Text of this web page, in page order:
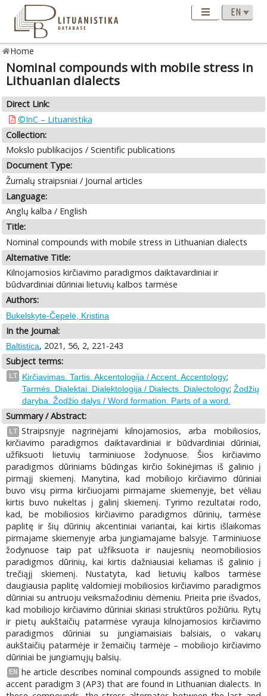
Home
Nominal compounds with mobile stress in
Lithuanian dialects
Direct Link:
©InC – Lituanistika
Collection:
Mokslo publikacijos / Scientific publications
Document Type:
Žurnalų straipsniai / Journal articles
Language:
Anglų kalba / English
Title:
Nominal compounds with mobile stress in Lithuanian dialects
Alternative Title:
Kilnojamosios kirčiavimo paradigmos daiktavardiniai ir
būdvardiniai dūriniai lietuvių kalbos tarmėse
Authors:
Bukelskytė-Čepelė, Kristina
In the Journal:
Baltistica, 2021, 56, 2, 221-243
Subject terms:
LT Kirčiavimas. Tartis. Akcentologija / Accent. Accentology;
Tarmės. Dialektai. Dialektologija / Dialects. Dialectology; Žodžių
daryba. Žodžio dalys / Word formation. Parts of a word.
Summary / Abstract:
LT Straipsnyje nagrinėjami kilnojamosios, arba mobiliosios,
kirčiavimo paradigmos daiktavardiniai ir būdvardiniai dūriniai,
užfiksuoti lietuvių tarminiuose žodynuose. Šios kirčiavimo
paradigmos dūriniams būdingas kirčio šokinėjimas iš galinio į
pirmąjį skiemenį. Manytina, kad mobiliojo kirčiavimo dūriniai
buvo visų pirma kirčiuojami pirmajame skiemenyje, bet vėliau
kirtis buvo nukeltas į galinį skiemenį. Tyrimo rezultatai rodo,
kad, be mobiliosios kirčiavimo paradigmos dūrinių, tarmėse
paplitę ir šių dūrinių akcentiniai variantai, kai kirtis išlaikomas
pirmajame skiemenyje arba jungiamajame balsyje. Tarminiuose
žodynuose taip pat užfiksuota ir naujesnių neomobiliosios
paradigmos dūrinių, kai kirtis dažniausiai keliamas iš galinio į
trečiąjį skiemenį. Nustatyta, kad lietuvių kalbos tarmėse
daugiausia paplitę valdomieji mobiliosios kirčiavimo paradigmos
dūriniai su antruoju veiksmažodiniu dėmeniu. Prieita prie išvados,
kad mobiliojo kirčiavimo dūriniai skiriasi struktūros požiūriu. Rytų
ir pietų aukštaičių patarmėse vyrauja kilnojamosios kirčiavimo
paradigmos dūriniai su jungiamaisiais balsiais, o vakarų
aukštaičių patarmėje ir žemaičių tarmėje – mobiliojo kirčiavimo
dūriniai be jungiamųjų balsių.
EN
he article describes nominal compounds assigned to mobile
accent paradigm 3 (AP3) that are found in Lithuanian dialects. In